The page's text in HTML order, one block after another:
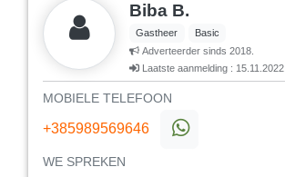
Biba B.
Gastheer
Basic
Adverteerder sinds 2018.
Laatste aanmelding : 15.11.2022.
MOBIELE TELEFOON
+385989569646
WE SPREKEN